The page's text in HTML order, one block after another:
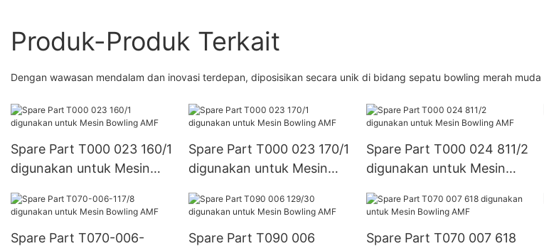
Produk-Produk Terkait
Dengan wawasan mendalam dan inovasi terdepan, diposisikan secara unik di bidang sepatu bowling merah muda
Spare Part T000 023 160/1
digunakan untuk Mesin
Spare Part T000 023 170/1
digunakan untuk Mesin
Spare Part T000 024 811/2
digunakan untuk Mesin
Spare Part T070-006-
Spare Part T090 006
Spare Part T070 007 618